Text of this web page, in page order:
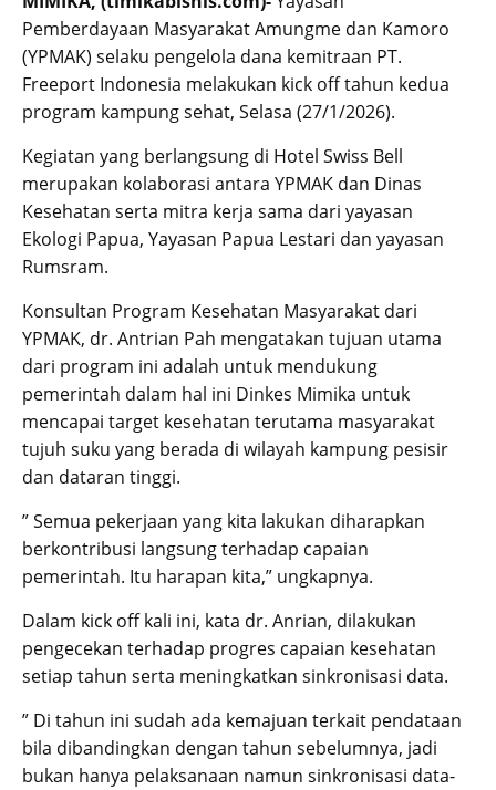
Pemberdayaan Masyarakat Amungme dan Kamoro
(YPMAK) selaku pengelola dana kemitraan PT.
Freeport Indonesia melakukan kick off tahun kedua
program kampung sehat, Selasa (27/1/2026).
Kegiatan yang berlangsung di Hotel Swiss Bell
merupakan kolaborasi antara YPMAK dan Dinas
Kesehatan serta mitra kerja sama dari yayasan
Ekologi Papua, Yayasan Papua Lestari dan yayasan
Rumsram.
Konsultan Program Kesehatan Masyarakat dari
YPMAK, dr. Antrian Pah mengatakan tujuan utama
dari program ini adalah untuk mendukung
pemerintah dalam hal ini Dinkes Mimika untuk
mencapai target kesehatan terutama masyarakat
tujuh suku yang berada di wilayah kampung pesisir
dan dataran tinggi.
” Semua pekerjaan yang kita lakukan diharapkan
berkontribusi langsung terhadap capaian
pemerintah. Itu harapan kita,” ungkapnya.
Dalam kick off kali ini, kata dr. Anrian, dilakukan
pengecekan terhadap progres capaian kesehatan
setiap tahun serta meningkatkan sinkronisasi data.
” Di tahun ini sudah ada kemajuan terkait pendataan
bila dibandingkan dengan tahun sebelumnya, jadi
bukan hanya pelaksanaan namun sinkronisasi data-